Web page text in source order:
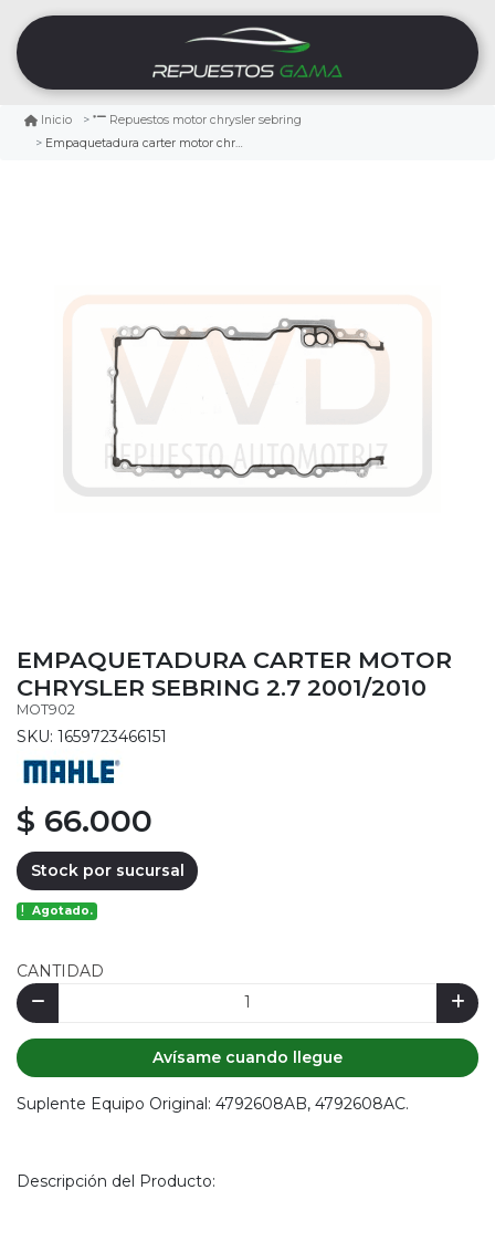
Inicio
Repuestos motor chrysler sebring
Empaquetadura carter motor chrysler sebring 2.7 2001/2010
EMPAQUETADURA CARTER MOTOR
CHRYSLER SEBRING 2.7 2001/2010
MOT902
SKU: 1659723466151
$ 66.000
Stock por sucursal
Agotado.
CANTIDAD
Avísame cuando llegue
Suplente Equipo Original: 4792608AB, 4792608AC.
Descripción del Producto: